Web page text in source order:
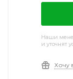
Наши
и уточнят
Хочу